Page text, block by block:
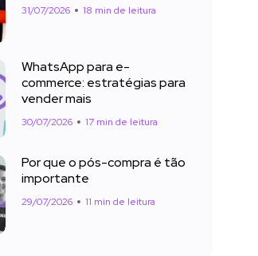
31/07/2026 18 min de leitura
WhatsApp para e-
commerce: estratégias para
vender mais
30/07/2026 17 min de leitura
Por que o pós-compra é tão
importante
29/07/2026 11 min de leitura